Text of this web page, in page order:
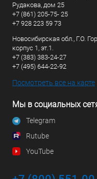
Рудакова, дом 25
+7 (861) 205-75- 25
+7 928 223 59 73
Новосибирская обл., Г.О.
корпус 1, эт.1.
+7 (383) 383-24-27
+7 (495) 644-22-92
Посмотреть все на карте
Мы в социальных
Telegram
Rutube
YouTube